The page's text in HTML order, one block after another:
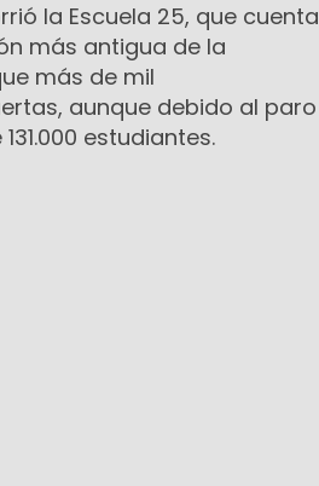
la Escuela 25, que cuenta
más antigua de la
más de mil
aunque debido al paro
estudiantes.